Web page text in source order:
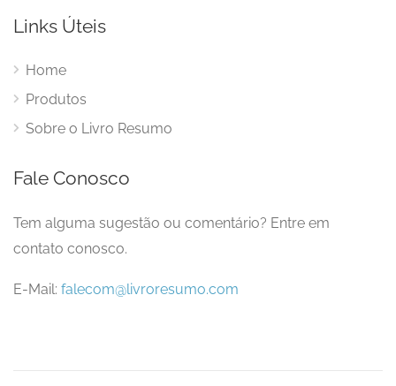
Links Úteis
Home
Produtos
Sobre o Livro Resumo
Fale Conosco
Tem alguma sugestão ou comentário? Entre em
contato conosco.
E-Mail: falecom@livroresumo.com